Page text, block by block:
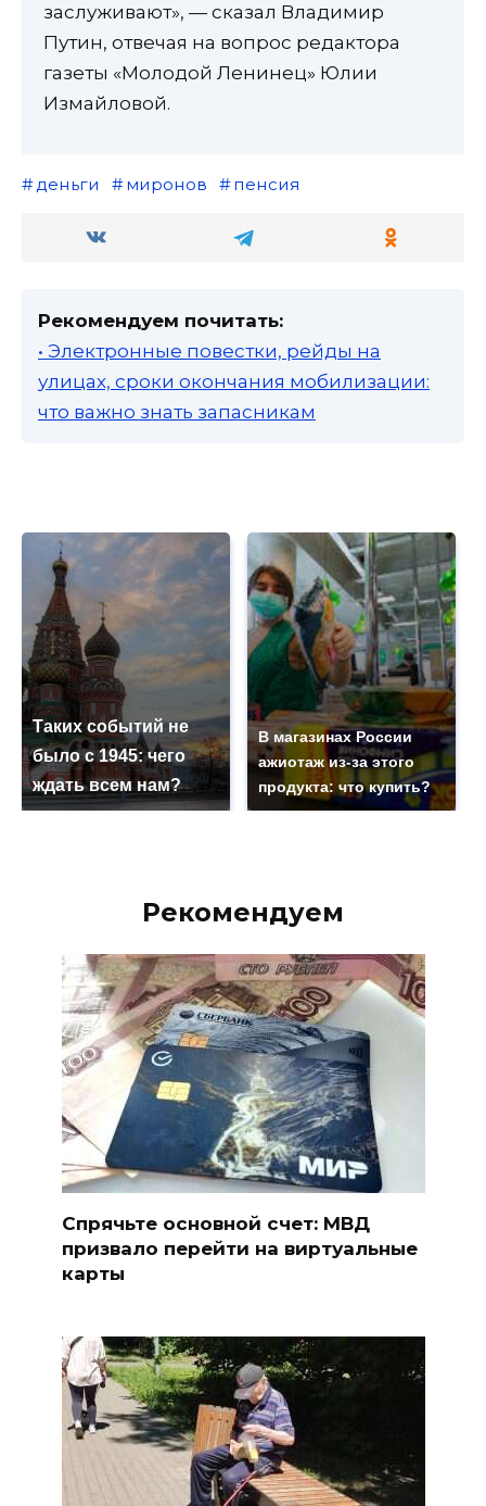
заслуживают», — сказал Владимир
Путин, отвечая на вопрос редактора
газеты «Молодой Ленинец» Юлии
Измайловой.
деньги миронов пенсия
Рекомендуем почитать:
• Электронные повестки, рейды на
улицах, сроки окончания мобилизации:
что важно знать запасникам
Таких событий не
было с 1945: чего
ждать всем нам?
В магазинах России
ажиотаж из-за этого
продукта: что купить?
Рекомендуем
Спрячьте основной счет: МВД
призвало перейти на виртуальные
карты